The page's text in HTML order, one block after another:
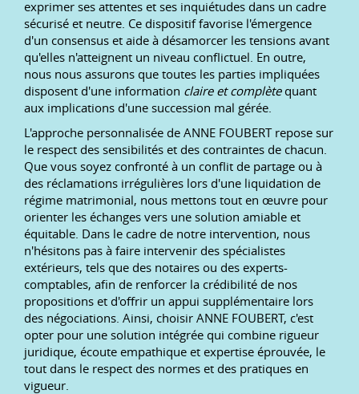
exprimer ses attentes et ses inquiétudes dans un cadre
sécurisé et neutre. Ce dispositif favorise l'émergence
d'un consensus et aide à désamorcer les tensions avant
qu'elles n'atteignent un niveau conflictuel. En outre,
nous nous assurons que toutes les parties impliquées
disposent d'une information claire et complètequant
aux implications d'une succession mal gérée.
L'approche personnalisée de ANNE FOUBERT repose sur
le respect des sensibilités et des contraintes de chacun.
Que vous soyez confronté à un conflit de partage ou à
des réclamations irrégulières lors d'une liquidation de
régime matrimonial, nous mettons tout en œuvre pour
orienter les échanges vers une solution amiable et
équitable. Dans le cadre de notre intervention, nous
n'hésitons pas à faire intervenir des spécialistes
extérieurs, tels que des notaires ou des experts-
comptables, afin de renforcer la crédibilité de nos
propositions et d'offrir un appui supplémentaire lors
des négociations. Ainsi, choisir ANNE FOUBERT, c'est
opter pour une solution intégrée qui combine rigueur
juridique, écoute empathique et expertise éprouvée, le
tout dans le respect des normes et des pratiques en
vigueur.